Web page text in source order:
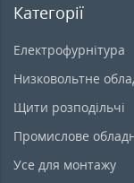
Категорії
Електрофурнітура
Низковольтне
Щити розподільчі
Промислове
Усе для монтажу